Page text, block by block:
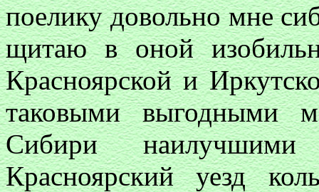
поелику довольно мне
щитаю в оной
Красноярской и
таковыми выгодными
Сибири
Красноярский уезд